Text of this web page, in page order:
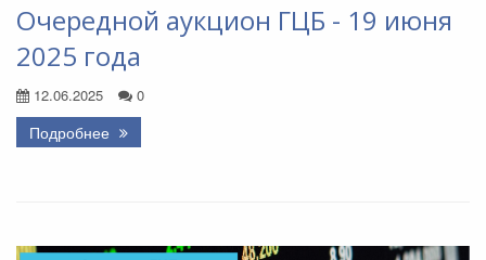
Очередной аукцион ГЦБ - 19 июня
2025 года
12.06.2025 0
Подробнее